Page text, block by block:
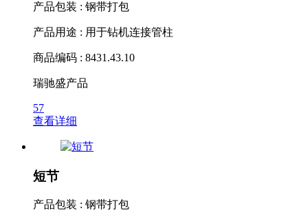
产品包装 : 钢带打包
产品用途 : 用于钻机连接管柱
商品编码 : 8431.43.10
瑞驰盛产品
57
查看详细
短节
产品包装 : 钢带打包